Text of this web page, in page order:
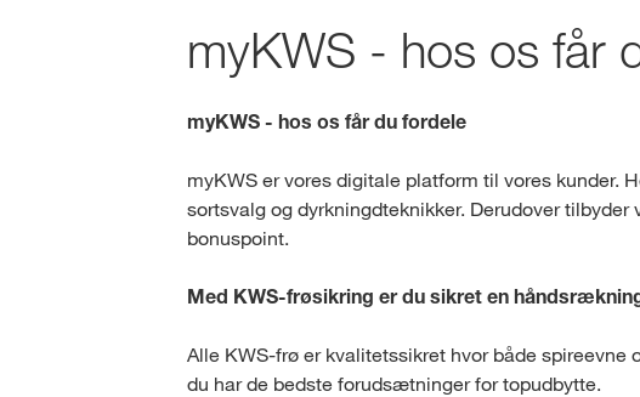
myKWS - hos os får
myKWS - hos os får du fordele
myKWS er vores digitale platform til vores kunder.
sortsvalg og dyrkningdteknikker. Derudover tilbyder
bonuspoint.
Med KWS-frøsikring er du sikret en
Alle KWS-frø er kvalitetssikret hvor både
du har de bedste forudsætninger for topudbytte.